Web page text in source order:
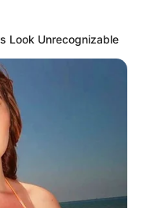
Look Unrecognizable